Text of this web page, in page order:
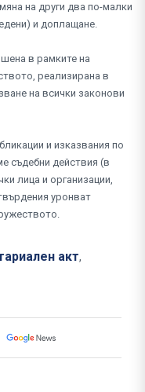
на други два по-малки
и доплащане.
в рамките на
реализирана в
на всички законови
и изказвания по
съдебни действия (в
лица и организации,
уронват
акт,